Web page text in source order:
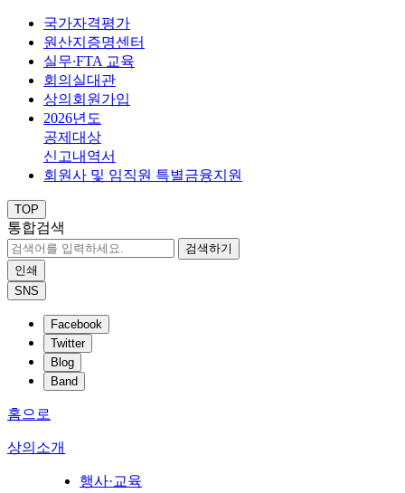
국가자격평가
원산지증명센터
실무∙FTA 교육
회의실대관
상의회원가입
2026년도
공제대상
신고내역서
회원사 및 임직원 특별금융지원
TOP
통합검색
검색하기
인쇄
SNS
Facebook
Twitter
Blog
Band
홈으로
상의소개
행사·교육